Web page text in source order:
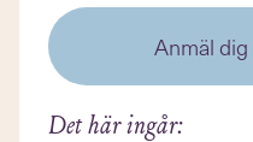
Anmäl
Det här ingår: